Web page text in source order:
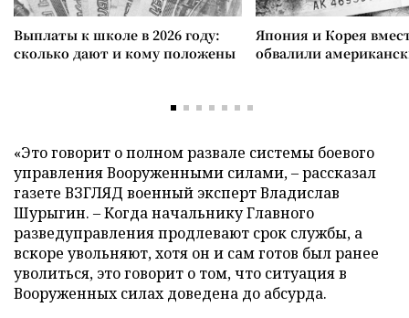
Выплаты к школе в 2026 году:
сколько дают и кому положены
Япония и Корея
обвалили
«Это говорит о полном развале системы боевого
управления Вооруженными силами, – рассказал
газете ВЗГЛЯД военный эксперт Владислав
Шурыгин. – Когда начальнику Главного
разведуправления продлевают срок службы, а
вскоре увольняют, хотя он и сам готов был ранее
уволиться, это говорит о том, что ситуация в
Вооруженных силах доведена до абсурда.